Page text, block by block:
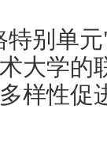
特别单
大学的
样性促